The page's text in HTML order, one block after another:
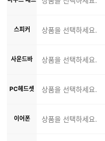
스피커 상품을 선택하세요.
사운드바 상품을 선택하세요.
PC헤드셋 상품을 선택하세요.
이어폰 상품을 선택하세요.